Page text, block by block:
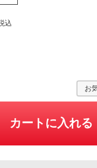
込
お
カートに入れる